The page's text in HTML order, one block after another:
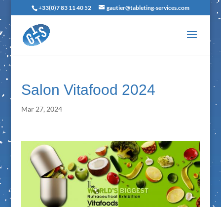
+33(0)7 83 11 40 52 gautier@tableting-services.com
Salon Vitafood 2024
Mar 27, 2024